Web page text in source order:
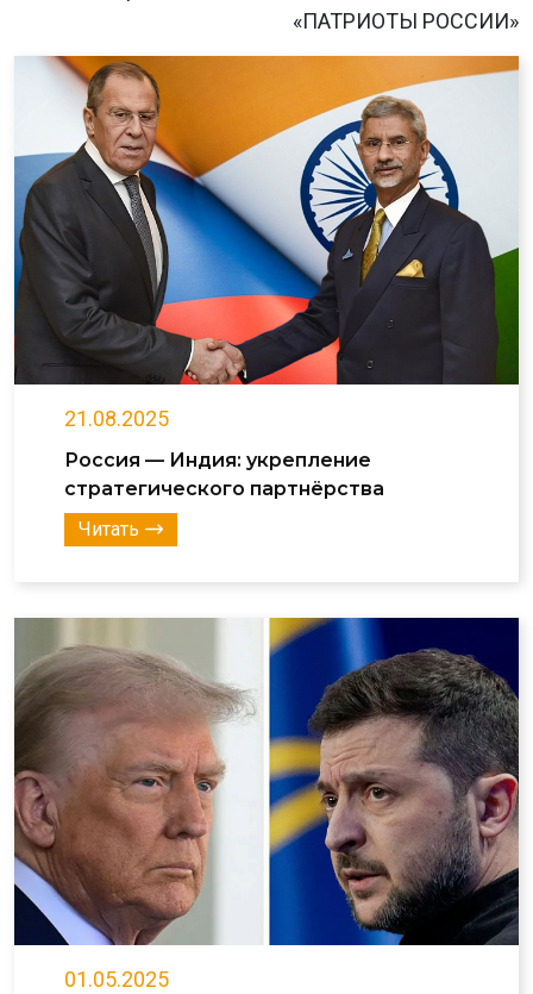
«ПАТРИОТЫ РОССИИ»
21.08.2025
Россия — Индия: укрепление
стратегического партнёрства
Читать
01.05.2025